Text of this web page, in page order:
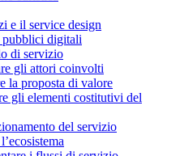
e il service design
pubblici digitali
di servizio
gli attori coinvolti
la proposta di valore
gli elementi costitutivi del
del servizio